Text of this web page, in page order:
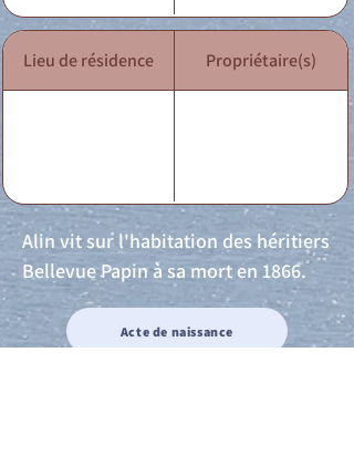
Lieu de résidence Propriétaire(s)
Alin vit sur l'habitation des héritiers
Bellevue Papin à sa mort en 1866.
Acte de naissance